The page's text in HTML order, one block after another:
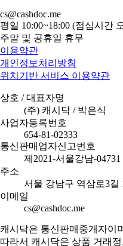
cs@cashdoc.me
평일 10:00~18:00 (점심시간
주말 및 공휴일 휴무
이용약관
개인정보처리방침
위치기반 서비스 이용약관
상호 / 대표자명
(주) 캐시닥 / 박은식
사업자등록번호
654-81-02333
통신판매업자신고번호
제2021-서울강남-04731
주소
서울 강남구 역삼로3길
이메일
cs@cashdoc.me
캐시닥은 통신판매중개자이
따라서 캐시닥은 상품 거래